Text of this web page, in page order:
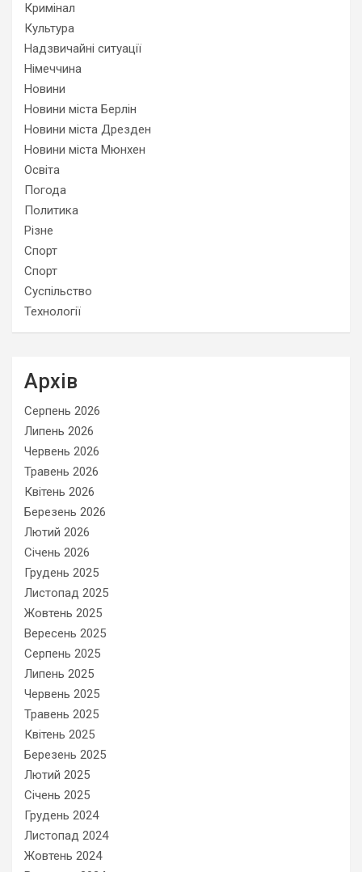
Кримінал
Культура
Надзвичайні ситуації
Німеччина
Новини
Новини міста Берлін
Новини міста Дрезден
Новини міста Мюнхен
Освіта
Погода
Политика
Різне
Спорт
Спорт
Суспільство
Технології
Архів
Серпень 2026
Липень 2026
Червень 2026
Травень 2026
Квітень 2026
Березень 2026
Лютий 2026
Січень 2026
Грудень 2025
Листопад 2025
Жовтень 2025
Вересень 2025
Серпень 2025
Липень 2025
Червень 2025
Травень 2025
Квітень 2025
Березень 2025
Лютий 2025
Січень 2025
Грудень 2024
Листопад 2024
Жовтень 2024